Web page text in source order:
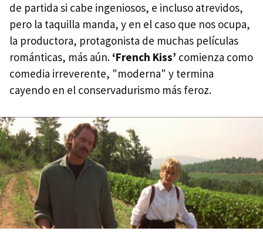
de partida si cabe ingeniosos, e incluso atrevidos,
pero la taquilla manda, y en el caso que nos ocupa,
la productora, protagonista de muchas películas
románticas, más aún. ‘French Kiss’ comienza como
comedia irreverente, "moderna" y termina
cayendo en el conservadurismo más feroz.